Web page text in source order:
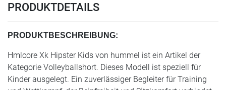
PRODUKTDETAILS
PRODUKTBESCHREIBUNG:
Hmlcore Xk Hipster Kids von hummel ist ein Artikel der
Kategorie Volleyballshort. Dieses Modell ist speziell für
Kinder ausgelegt. Ein zuverlässiger Begleiter für Training